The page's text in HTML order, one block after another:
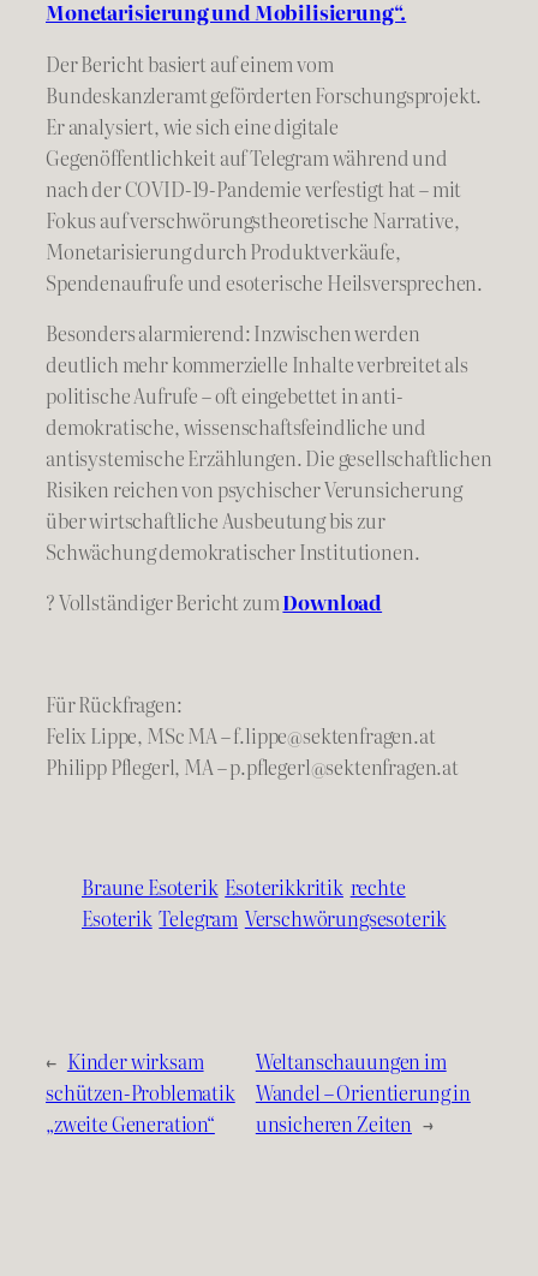
Monetarisierung und Mobilisierung“.
Der Bericht basiert auf einem vom
Bundeskanzleramt geförderten Forschungsprojekt.
Er analysiert, wie sich eine digitale
Gegenöffentlichkeit auf Telegram während und
nach der COVID-19-Pandemie verfestigt hat – mit
Fokus auf verschwörungstheoretische Narrative,
Monetarisierung durch Produktverkäufe,
Spendenaufrufe und esoterische Heilsversprechen.
Besonders alarmierend: Inzwischen werden
deutlich mehr kommerzielle Inhalte verbreitet als
politische Aufrufe – oft eingebettet in anti-
demokratische, wissenschaftsfeindliche und
antisystemische Erzählungen. Die gesellschaftlichen
Risiken reichen von psychischer Verunsicherung
über wirtschaftliche Ausbeutung bis zur
Schwächung demokratischer Institutionen.
? Vollständiger Bericht zumDownload
Für Rückfragen:
Felix Lippe, MSc MA – f.lippe@sektenfragen.at
Philipp Pflegerl, MA – p.pflegerl@sektenfragen.at
Braune Esoterik Esoterikkritik rechte
Esoterik Telegram Verschwörungsesoterik
← Kinder wirksam
schützen-Problematik
„zweite Generation“
Weltanschauungen im
Wandel – Orientierung in
unsicheren Zeiten →